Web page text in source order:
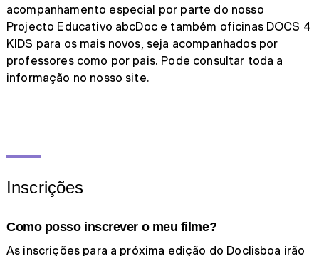
acompanhamento especial por parte do nosso
Projecto Educativo abcDoc e também oficinas DOCS 4
KIDS para os mais novos, seja acompanhados por
professores como por pais. Pode consultar toda a
informação no nosso site.
Inscrições
Como posso inscrever o meu filme?
As inscrições para a próxima edição do Doclisboa irão